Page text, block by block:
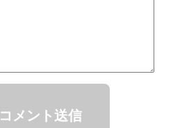
コメント送信